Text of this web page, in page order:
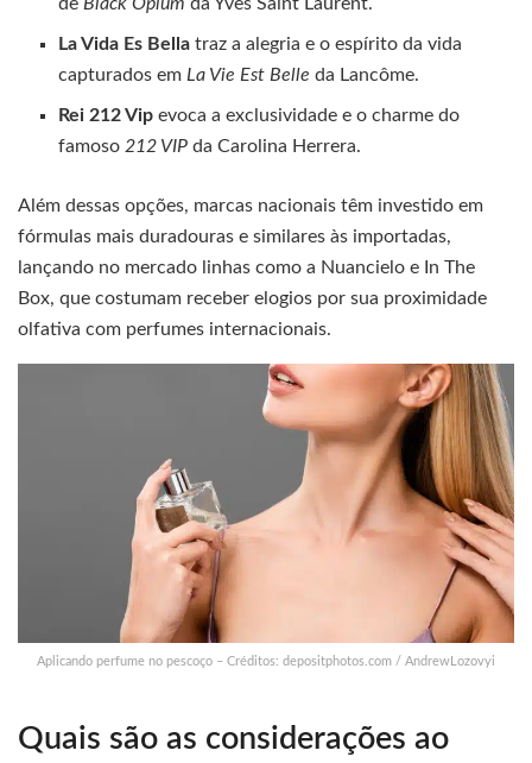
deBlack Opium da Yves Saint Laurent.
La Vida Es Bella traz a alegria e o espírito da vida
capturados emLa Vie Est Belle da Lancôme.
Rei 212 Vip evoca a exclusividade e o charme do
famoso212 VIP da Carolina Herrera.
Além dessas opções, marcas nacionais têm investido em
fórmulas mais duradouras e similares às importadas,
lançando no mercado linhas como a Nuancielo e In The
Box, que costumam receber elogios por sua proximidade
olfativa com perfumes internacionais.
Aplicando perfume no pescoço – Créditos: depositphotos.com / AndrewLozovyi
Quais são as considerações ao